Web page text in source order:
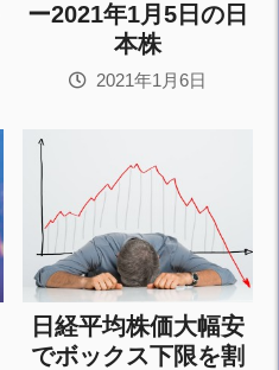
ー2021年1月5日の日
本株
2021年1月6日
日経平均株価大幅安
でボックス下限を割